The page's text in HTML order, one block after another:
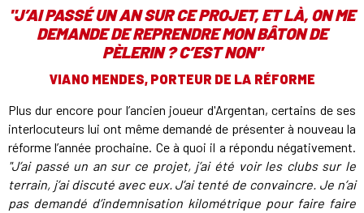
"J’AI PASSÉ UN AN SUR CE PROJET, ET LÀ, ON ME
DEMANDE DE REPRENDRE MON BÂTON DE
PÈLERIN ? C’EST NON"
VIANO MENDES, PORTEUR DE LA RÉFORME
Plus dur encore pour l’ancien joueur d'Argentan, certains de ses
interlocuteurs lui ont même demandé de présenter à nouveau la
réforme l’année prochaine. Ce à quoi il a répondu négativement.
"J’ai passé un an sur ce projet, j’ai été voir les clubs sur le
terrain, j’ai discuté avec eux. J’ai tenté de convaincre. Je n’ai
pas demandé d’indemnisation kilométrique pour faire faire